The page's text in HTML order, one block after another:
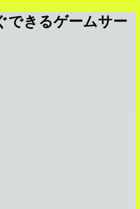
できるゲームサー